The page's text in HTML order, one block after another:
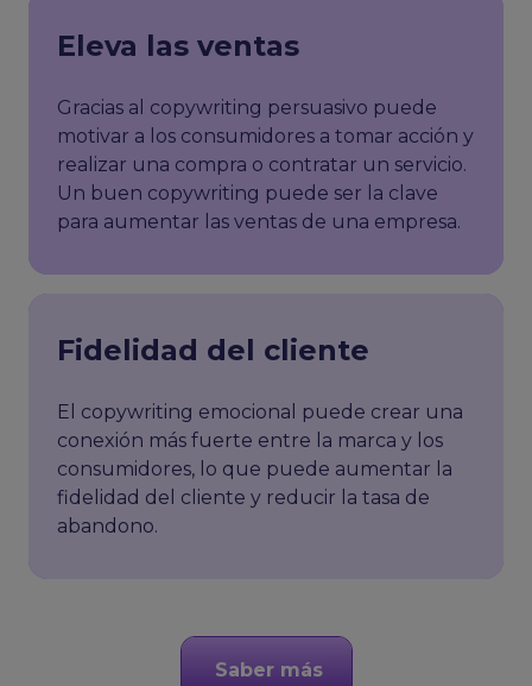
Eleva las ventas
Gracias al copywriting persuasivo puede
motivar a los consumidores a tomar acción y
realizar una compra o contratar un servicio.
Un buen copywriting puede ser la clave
para aumentar las ventas de una empresa.
Fidelidad del cliente
El copywriting emocional puede crear una
conexión más fuerte entre la marca y los
consumidores, lo que puede aumentar la
fidelidad del cliente y reducir la tasa de
abandono.
Saber más